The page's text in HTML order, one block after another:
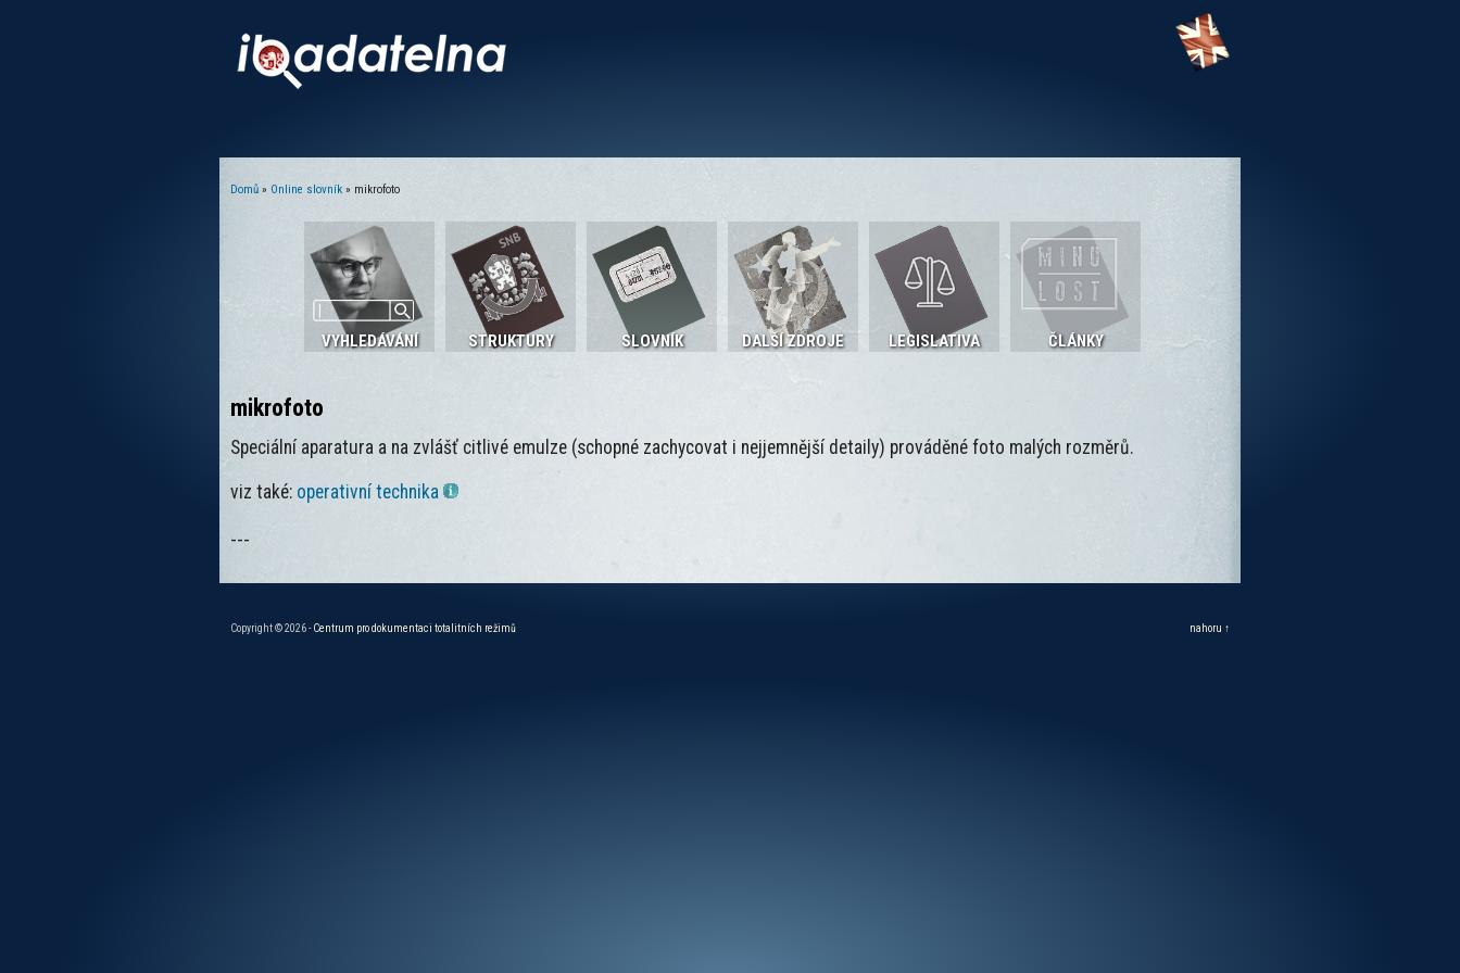
Domů » Online slovník » mikrofoto
VYHLEDÁVÁNÍ STRUKTURY SLOVNÍK DALŠÍ ZDROJE LEGISLATIVA ČLÁNKY
mikrofoto
Speciální aparatura a na zvlášť citlivé emulze (schopné zachycovat i nejjemnější detaily) prováděné foto malých rozměrů.
viz také: operativní technika
---
Copyright © 2026 -Centrum pro dokumentaci totalitních režimů nahoru ↑